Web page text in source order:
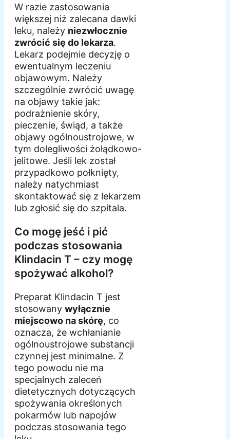
W razie zastosowania
większej niż zalecana dawki
leku, należy niezwłocznie
zwrócić się do lekarza.
Lekarz podejmie decyzję o
ewentualnym leczeniu
objawowym. Należy
szczególnie zwrócić uwagę
na objawy takie jak:
podrażnienie skóry,
pieczenie, świąd, a także
objawy ogólnoustrojowe, w
tym dolegliwości żołądkowo-
jelitowe. Jeśli lek został
przypadkowo połknięty,
należy natychmiast
skontaktować się z lekarzem
lub zgłosić się do szpitala.
Co mogę jeść i pić
podczas stosowania
Klindacin T – czy mogę
spożywać alkohol?
Preparat Klindacin T jest
stosowany wyłącznie
miejscowo na skórę, co
oznacza, że wchłanianie
ogólnoustrojowe substancji
czynnej jest minimalne. Z
tego powodu nie ma
specjalnych zaleceń
dietetycznych dotyczących
spożywania określonych
pokarmów lub napojów
podczas stosowania tego